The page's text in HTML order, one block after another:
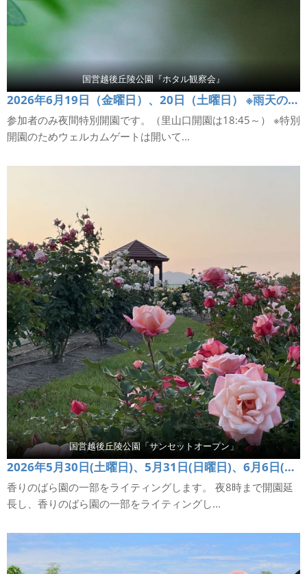
国営越後丘陵公園『ホタル観察会』
2026年6月19日（金曜日）、20日（土曜日） ※雨天の場合は、6月21日（日曜日）に順延
参加者のみ夜間特別開園です。（里山口開園は18:45～） ※特別
開園のためウェルカムゲートは開いて...
国営越後丘陵公園「サンセットオープン」
2026年5月30日(土曜日)、5月31日(日曜日)、6月6日(土曜日)、7日(日曜日)
香りのばら園の一部をライティングします。 夜8時まで開園延
長し、香りのばら園の一部をライティングし...